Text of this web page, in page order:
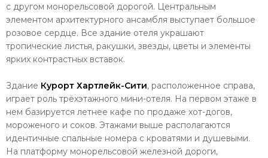
с другом монорельсовой дорогой. Центральным
элементом архитектурного ансамбля выступает большое
розовое сердце. Все здание отеля украшают
тропические листья, ракушки, звезды, цветы и элементы
ярких контрастных вставок.
Здание Курорт Хартлейк-Сити, расположенное справа,
играет роль трёхэтажного мини-отеля. На первом этаже в
нем базируется летнее кафе по продаже хот-догов,
мороженого и соков. Этажами выше располагаются
идентичные спальные номера с кроватями и душевыми.
На платформу монорельсовой железной дороги,